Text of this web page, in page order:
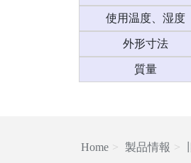
使用温度、湿度
外形寸法
質量
Home 製品情報